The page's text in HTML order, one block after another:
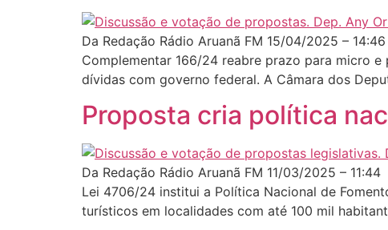
Da Redação Rádio Aruanã FM 15/04/2025 –
Complementar 166/24 reabre prazo para micro
dívidas com governo federal. A Câmara dos
Proposta cria política
Da Redação Rádio Aruanã FM 11/03/2025 –
Lei 4706/24 institui a Política Nacional de
turísticos em localidades com até 100 mil